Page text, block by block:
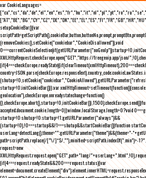
var CookieLanguages=
setupCookieBar(){var
(removeCookies(),setCookie("cookiebar","CookieDisallowed")),void
XMLHttpRequest;checkEurope.open("GET","https://freegeoip.app/json/
startup=!0;initCookieBar()}};var
geolocation"),checkEurope.onreadystatechange=function()
accepted;document.cookie.length>0||window.localStorage.length>0?void
startup=!0:shutup=!0:startup=!1;getURLParameter("always")&&
(startup=!0),!0===startup&&!1===shutup&&startCookieBar()}function
userLang=detectLang(),theme="";getURLParameter("theme")&&(theme="-
path=scriptPath.replace(/[^\/]*$/,""),minified=scriptPath.indexOf(".min")>-
request=new
XMLHttpRequest;request.open("GET",path+"lang/
{if(4===request.readyState&&200===request.status){var